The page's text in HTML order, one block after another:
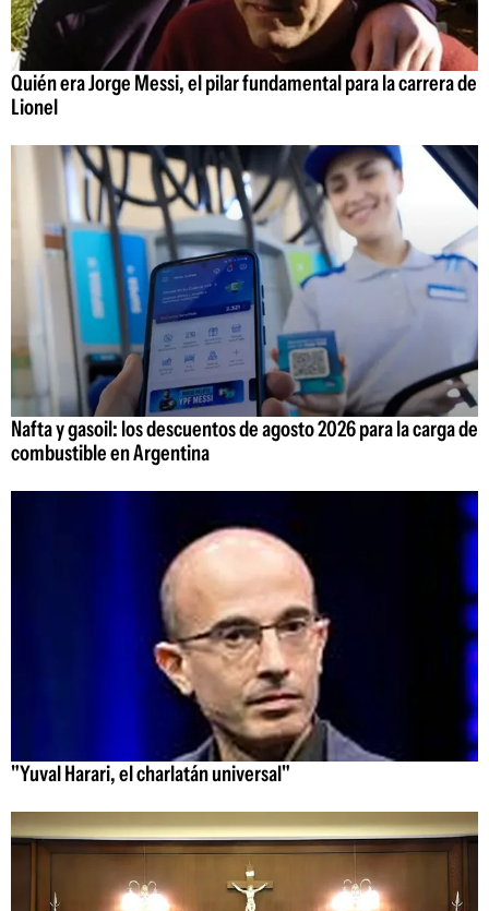
Quién era Jorge Messi, el pilar fundamental para la carrera de
Lionel
Nafta y gasoil: los descuentos de agosto 2026 para la carga de
combustible en Argentina
"Yuval Harari, el charlatán universal"